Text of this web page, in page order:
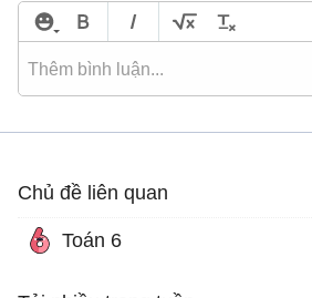
Chủ đề liên quan
Toán 6